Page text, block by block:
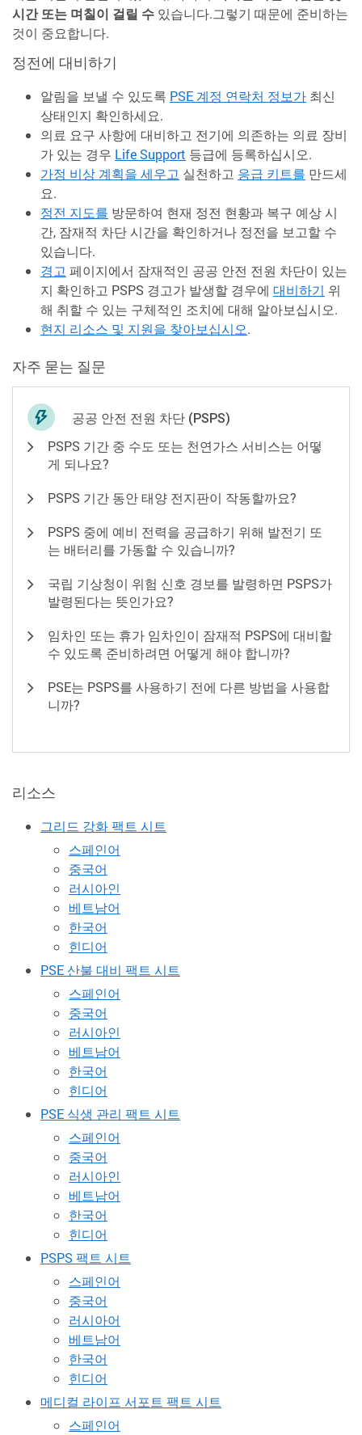
시간 또는 며칠이 걸릴 수 있습니다.그렇기 때문에 준비하는
것이 중요합니다.
정전에 대비하기
알림을 보낼 수 있도록 PSE 계정 연락처 정보가 최신
상태인지 확인하세요.
의료 요구 사항에 대비하고 전기에 의존하는 의료 장비
가 있는 경우 Life Support 등급에 등록하십시오.
가정 비상 계획을 세우고 실천하고 응급 키트를 만드세
요.
정전 지도를 방문하여 현재 정전 현황과 복구 예상 시
간, 잠재적 차단 시간을 확인하거나 정전을 보고할 수
있습니다.
경고 페이지에서 잠재적인 공공 안전 전원 차단이 있는
지 확인하고 PSPS 경고가 발생할 경우에 대비하기 위
해 취할 수 있는 구체적인 조치에 대해 알아보십시오.
현지 리소스 및 지원을 찾아보십시오.
자주 묻는 질문
공공 안전 전원 차단 (PSPS)
PSPS 기간 중 수도 또는 천연가스 서비스는 어떻
게 되나요?
PSPS 기간 동안 태양 전지판이 작동할까요?
PSPS 중에 예비 전력을 공급하기 위해 발전기 또
는 배터리를 가동할 수 있습니까?
국립 기상청이 위험 신호 경보를 발령하면 PSPS가
발령된다는 뜻인가요?
임차인 또는 휴가 임차인이 잠재적 PSPS에 대비할
수 있도록 준비하려면 어떻게 해야 합니까?
PSE는 PSPS를 사용하기 전에 다른 방법을 사용합
니까?
리소스
그리드 강화 팩트 시트
스페인어
중국어
러시아인
베트남어
한국어
힌디어
PSE 산불 대비 팩트 시트
스페인어
중국어
러시아인
베트남어
한국어
힌디어
PSE 식생 관리 팩트 시트
스페인어
중국어
러시아인
베트남어
한국어
힌디어
PSPS 팩트 시트
스페인어
중국어
러시아어
베트남어
한국어
힌디어
메디컬 라이프 서포트 팩트 시트
스페인어